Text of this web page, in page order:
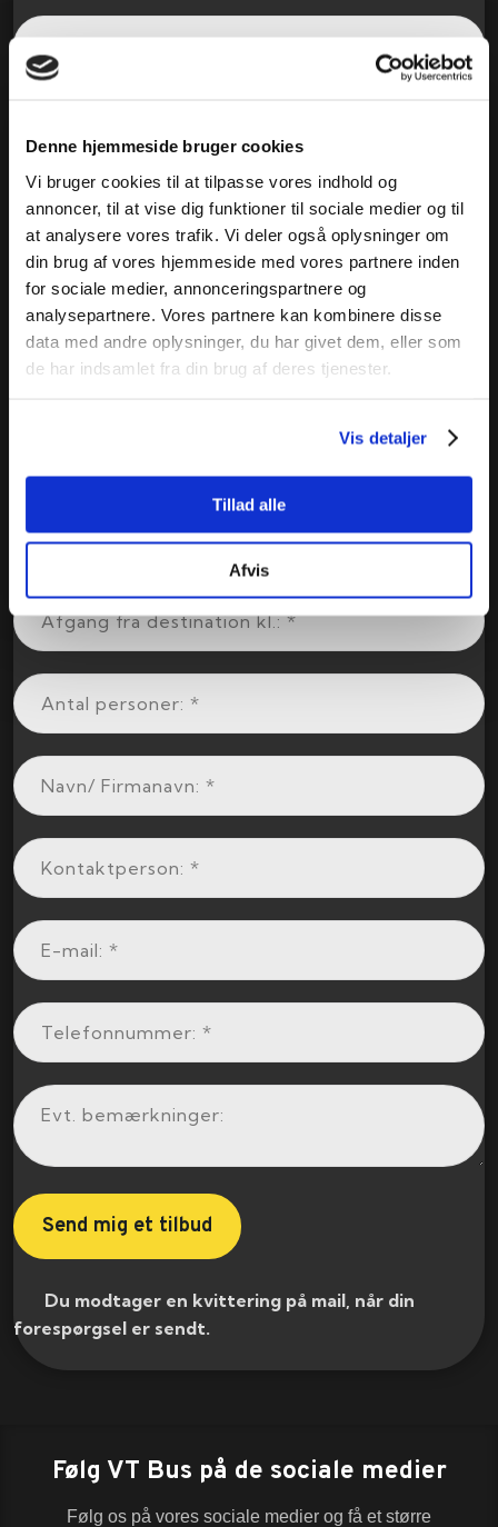
Denne hjemmeside bruger cookies
Vi bruger cookies til at tilpasse vores indhold og
annoncer, til at vise dig funktioner til sociale medier og til
at analysere vores trafik. Vi deler også oplysninger om
din brug af vores hjemmeside med vores partnere inden
for sociale medier, annonceringspartnere og
analysepartnere. Vores partnere kan kombinere disse
data med andre oplysninger, du har givet dem, eller som
de har indsamlet fra din brug af deres tjenester.
Vis detaljer
Tillad alle
Afvis
​ Du modtager en kvittering på mail, når din
forespørgsel er sendt.​
Følg VT Bus på de sociale medier
Følg os på vores sociale medier og få et større